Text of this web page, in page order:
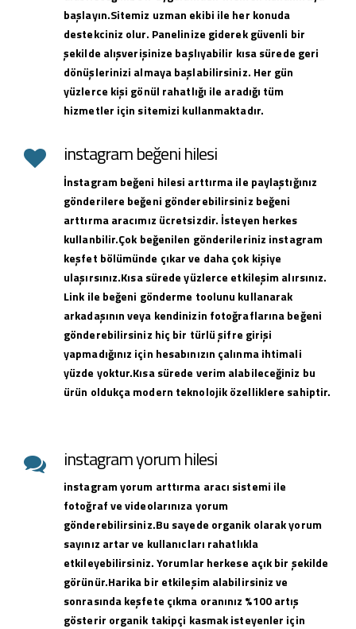
başlayın.Sitemiz uzman ekibi ile her konuda
destekciniz olur. Panelinize giderek güvenli bir
şekilde alışverişinize başlıyabilir kısa sürede geri
dönüşlerinizi almaya başlabilirsiniz. Her gün
yüzlerce kişi gönül rahatlığı ile aradığı tüm
hizmetler için sitemizi kullanmaktadır.
instagram beğeni hilesi
İnstagram beğeni hilesi arttırma ile paylaştığınız
gönderilere beğeni gönderebilirsiniz beğeni
arttırma aracımız ücretsizdir. İsteyen herkes
kullanbilir.Çok beğenilen gönderileriniz instagram
keşfet bölümünde çıkar ve daha çok kişiye
ulaşırsınız.Kısa sürede yüzlerce etkileşim alırsınız.
Link ile beğeni gönderme toolunu kullanarak
arkadaşının veya kendinizin fotoğraflarına beğeni
gönderebilirsiniz hiç bir türlü şifre girişi
yapmadığınız için hesabınızın çalınma ihtimali
yüzde yoktur.Kısa sürede verim alabileceğiniz bu
ürün oldukça modern teknolojik özelliklere sahiptir.
instagram yorum hilesi
instagram yorum arttırma aracı sistemi ile
fotoğraf ve videolarınıza yorum
gönderebilirsiniz.Bu sayede organik olarak yorum
sayınız artar ve kullanıcları rahatlıkla
etkileyebilirsiniz. Yorumlar herkese açık bir şekilde
görünür.Harika bir etkileşim alabilirsiniz ve
sonrasında keşfete çıkma oranınız %100 artış
gösterir organik takipçi kasmak isteyenler için